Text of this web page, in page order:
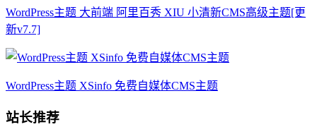
WordPress主题 大前端 阿里百秀 XIU 小清新CMS高级主题[更
新v7.7]
WordPress主题 XSinfo 免费自媒体CMS主题
站长推荐